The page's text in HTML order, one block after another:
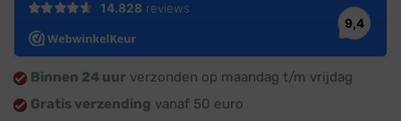
Binnen 24 uur verzonden op maandag t/m vrijdag
Gratis verzending vanaf 50 euro